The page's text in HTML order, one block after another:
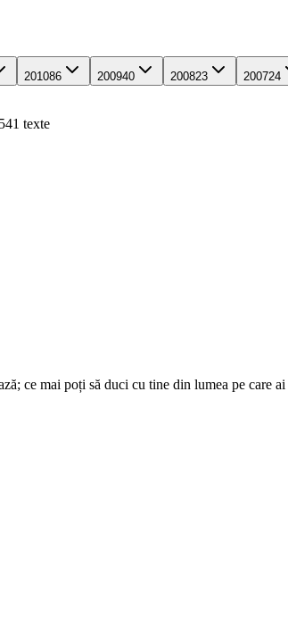
201086 200940 200823 200724
541 texte
ce mai poți să duci cu tine din lumea pe care